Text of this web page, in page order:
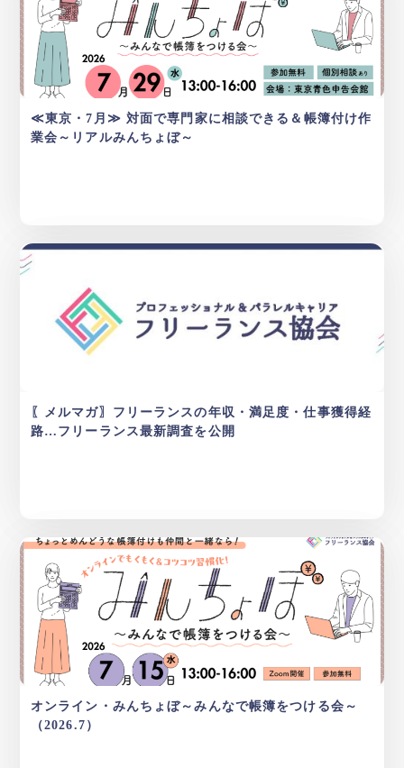
≪東京・7月≫ 対面で専門家に相談できる＆帳簿付け作
業会～リアルみんちょぼ～
〖メルマガ〗フリーランスの年収・満足度・仕事獲得経
路…フリーランス最新調査を公開
オンライン・みんちょぼ～みんなで帳簿をつける会～
（2026.7）